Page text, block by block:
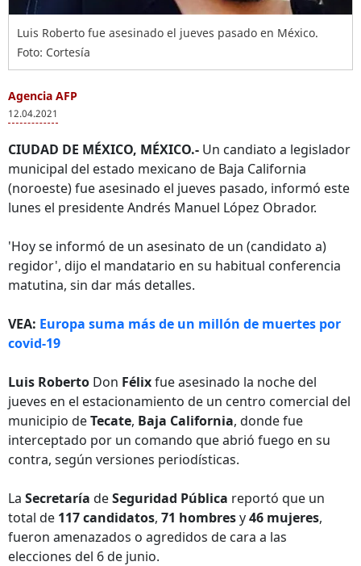
Luis Roberto fue asesinado el jueves pasado en México.
Foto: Cortesía
Agencia AFP
12.04.2021
CIUDAD DE MÉXICO, MÉXICO.- Un candiato a legislador
municipal del estado mexicano de Baja California
(noroeste) fue asesinado el jueves pasado, informó este
lunes el presidente Andrés Manuel López Obrador.
'Hoy se informó de un asesinato de un (candidato a)
regidor', dijo el mandatario en su habitual conferencia
matutina, sin dar más detalles.
VEA: Europa suma más de un millón de muertes por
covid-19
Luis Roberto Don Félixfue asesinado la noche del
jueves en el estacionamiento de un centro comercial del
municipio deTecate, Baja California, donde fue
interceptado por un comando que abrió fuego en su
contra, según versiones periodísticas.
La Secretaría deSeguridad Pública reportó que un
total de 117 candidatos, 71 hombresy46 mujeres,
fueron amenazados o agredidos de cara a las
elecciones del 6 de junio.